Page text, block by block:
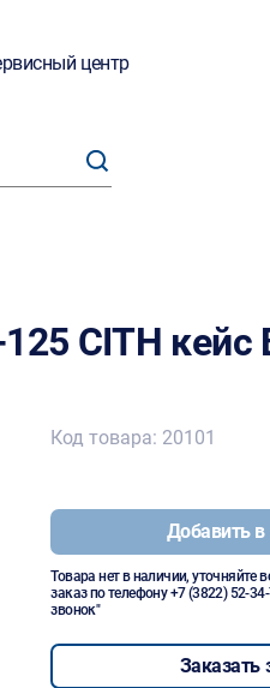
центр
CITH кейс
Код товара: 20101
Добавить в
Товара нет в наличии, уточняйте
заказ по телефону+7 (3822) 52-
звонок"
Заказать